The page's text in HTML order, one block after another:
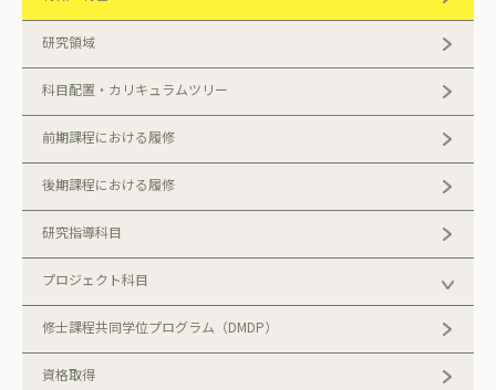
研究領域
科目配置・カリキュラムツリー
前期課程における履修
後期課程における履修
研究指導科目
プロジェクト科目
修士課程共同学位プログラム（DMDP）
資格取得